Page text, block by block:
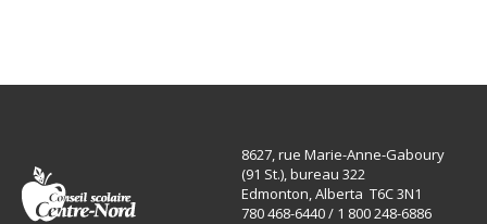
8627, rue Marie-Anne-Gaboury
(91 St.), bureau 322
Edmonton, Alberta T6C 3N1
780 468-6440 / 1 800 248-6886